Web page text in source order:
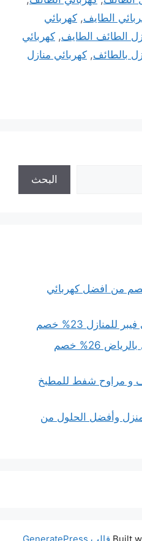
الطايف, كهربائي
الطائف الطايف, كهربائي
بالطائف, كهربائي منازل
البحث
منزلية 26% خصم من افضل كهربائي
23% خصم
تركيب إنارة سقفية للمنازل بالرياض 26% خصم
و مراوح شفط للمطبخ
وأفضل الحلول من
قالب GeneratePress